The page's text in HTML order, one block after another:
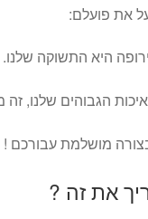
את פועלם:
היא התשוקה שלנו.
הגבוהים שלנו, זה
מושלמת עבורכם !
את זה ?